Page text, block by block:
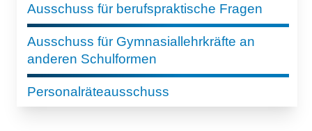
Ausschuss für berufspraktische Fragen
Ausschuss für Gymnasiallehrkräfte an
anderen Schulformen
Personalräteausschuss